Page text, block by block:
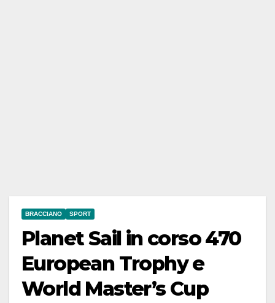
BRACCIANO SPORT
Planet Sail in corso 470
European Trophy e
World Master’s Cup